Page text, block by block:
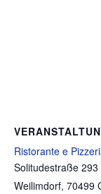
Ristorante e
Solitudestraße 293
Weilimdorf, 70499